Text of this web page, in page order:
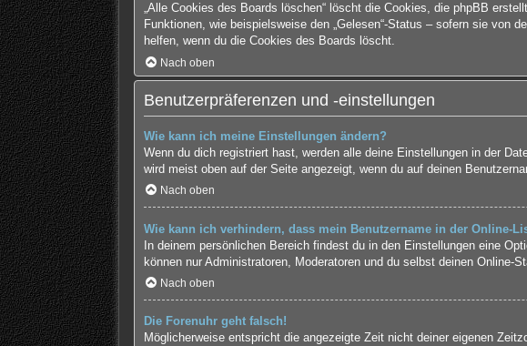
„Alle Cookies des Boards löschen“ löscht die Cookies, die phpBB
Funktionen, wie beispielsweise den „Gelesen“-Status – sofern sie von
helfen, wenn du die Cookies des Boards löscht.
Nach oben
Benutzerpräferenzen und -einstellungen
Wie kann ich meine Einstellungen ändern?
Wenn du dich registriert hast, werden alle deine Einstellungen in der
wird meist oben auf der Seite angezeigt, wenn du auf deinen
Nach oben
Wie kann ich verhindern, dass mein Benutzername in der Online-
In deinem persönlichen Bereich findest du in den Einstellungen eine
können nur Administratoren, Moderatoren und du selbst deinen Online-
Nach oben
Die Forenuhr geht falsch!
Möglicherweise entspricht die angezeigte Zeit nicht deiner eigenen